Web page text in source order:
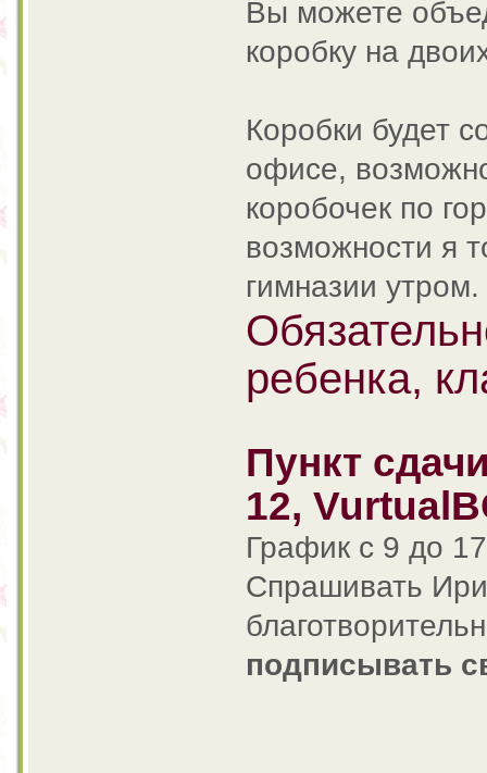
Вы можете
коробку на
Коробки будет
офисе,
коробочек по
возможности я
гимназии утром.
ребенка,
Пункт
12,
График с 9 до
Спрашивать
подписывать